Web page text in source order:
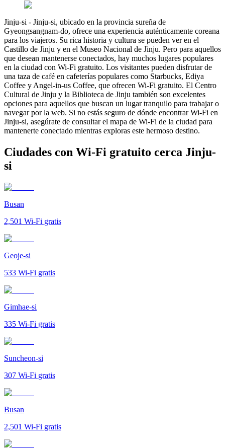
Jinju-si - Jinju-si, ubicado en la provincia sureña de
Gyeongsangnam-do, ofrece una experiencia auténticamente coreana
para los viajeros. Su rica historia y cultura se pueden ver en el
Castillo de Jinju y en el Museo Nacional de Jinju. Pero para aquellos
que desean mantenerse conectados, hay muchos lugares populares
en la ciudad con Wi-Fi gratuito. Los visitantes pueden disfrutar de
una taza de café en cafeterías populares como Starbucks, Ediya
Coffee y Angel-in-us Coffee, que ofrecen Wi-Fi gratuito. El Centro
Cultural de Jinju y la Biblioteca de Jinju también son excelentes
opciones para aquellos que buscan un lugar tranquilo para trabajar o
navegar por la web. Si no estás seguro de dónde encontrar Wi-Fi en
Jinju-si, asegúrate de consultar el mapa de Wi-Fi de la ciudad para
mantenerte conectado mientras exploras este hermoso destino.
Ciudades con Wi-Fi gratuito cerca Jinju-
si
Busan
2,501 Wi-Fi gratis
Geoje-si
533 Wi-Fi gratis
Gimhae-si
335 Wi-Fi gratis
Suncheon-si
307 Wi-Fi gratis
Busan
2,501 Wi-Fi gratis